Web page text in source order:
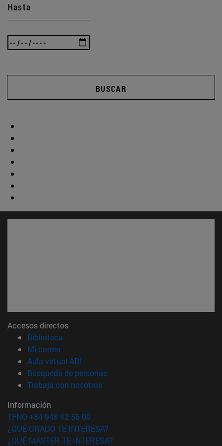
Hasta
BUSCAR
Accesos directos
Biblioteca
Mi correo(abre en nueva ventana)
Aula virtual ADI
Búsqueda de personas(abre en nueva ventana)
Trabaja con nosotros(abre en nueva ventana)
Información
TFNO +34 948 42 56 00
¿QUÉ GRADO TE INTERESA?
¿QUÉ MÁSTER TE INTERESA?